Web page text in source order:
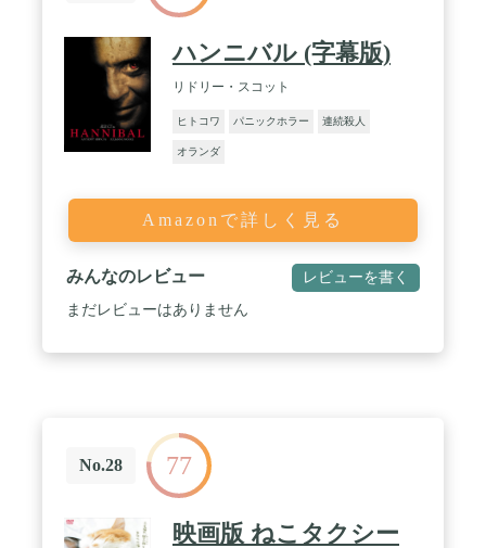
ハンニバル (字幕版)
リドリー・スコット
ヒトコワ パニックホラー 連続殺人
オランダ
Amazonで詳しく見る
みんなのレビュー レビューを書く
まだレビューはありません
No.28 77
映画版 ねこタクシー